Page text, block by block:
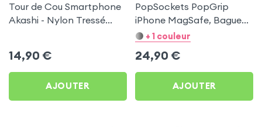
Tour de Cou Smartphone
Akashi - Nylon Tressé
14,90 €
AJOUTER
PopSockets PopGrip
iPhone MagSafe, Bague
et Support Universel -
+ 1 couleur
24,90 €
AJOUTER